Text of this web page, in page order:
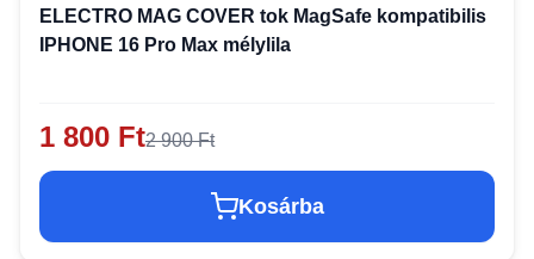
ELECTRO MAG COVER tok MagSafe kompatibilis
IPHONE 16 Pro Max mélylila
1 800 Ft2 900 Ft
Kosárba